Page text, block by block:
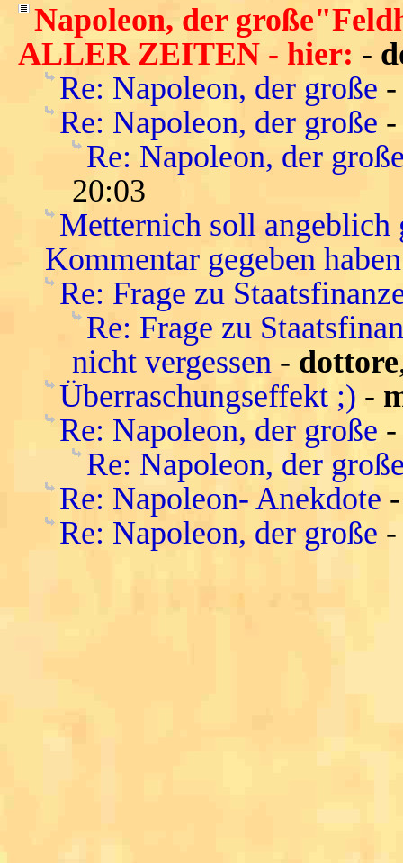
Napoleon, der
ALLER ZEITEN - hier: -
Re: Napoleon, der große
Re: Napoleon, der große
Re: Napoleon, der
20:03
Metternich soll angeblich
Kommentar gegeben haben
Re: Frage zu
Re: Frage zu
nicht vergessen - dottore
Überraschungseffekt ;) -
Re: Napoleon, der große
Re: Napoleon, der
Re: Napoleon- Anekdote
Re: Napoleon, der große